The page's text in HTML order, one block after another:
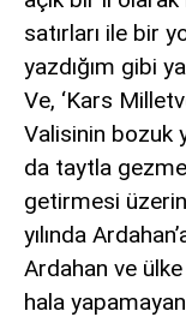
satırları ile bir
yazdığım gibi
Ve, ‘Kars
Valisinin bozuk
da taytla
getirmesi
yılında
Ardahan ve
hala